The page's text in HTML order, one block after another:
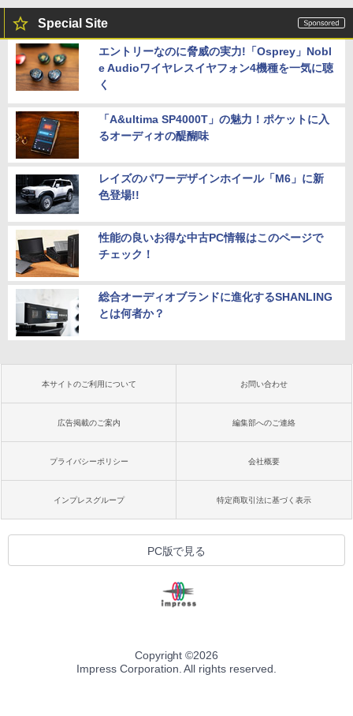
Special Site
エントリーなのに脅威の実力!「Osprey」Nobl
e Audioワイヤレスイヤフォン4機種を一気に聴
く
「A&ultima SP4000T」の魅力！ポケットに入
るオーディオの醍醐味
レイズのパワーデザインホイール「M6」に新
色登場!!
性能の良いお得な中古PC情報はこのページで
チェック！
総合オーディオブランドに進化するSHANLING
とは何者か？
本サイトのご利用について お問い合わせ
広告掲載のご案内 編集部へのご連絡
プライバシーポリシー 会社概要
インプレスグループ 特定商取引法に基づく表示
PC版で見る
Copyright ©2026
Impress Corporation. All rights reserved.